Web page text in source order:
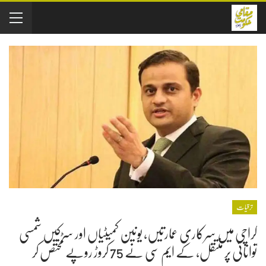
ترقیات
کراچی میں سرکاری عمارتیں، یونین کمیٹیاں اور سڑکیں شمسی
توانائی پر منتقل، کے ایم سی نے 75 کروڑ روپے مختص کر